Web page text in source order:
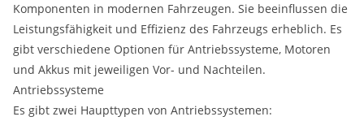
Komponenten in modernen Fahrzeugen. Sie beeinflussen die
Leistungsfähigkeit und Effizienz des Fahrzeugs erheblich. Es
gibt verschiedene Optionen für Antriebssysteme, Motoren
und Akkus mit jeweiligen Vor- und Nachteilen.
Antriebssysteme
Es gibt zwei Haupttypen von Antriebssystemen: